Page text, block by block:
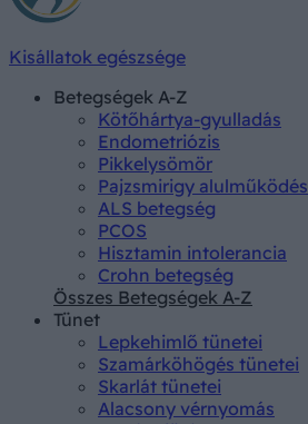
Kisállatok egészsége
Betegségek A-Z
Kötőhártya-gyulladás
Endometriózis
Pikkelysömör
Pajzsmirigy alulműködés
ALS betegség
PCOS
Hisztamin intolerancia
Crohn betegség
Összes Betegségek A-Z
Tünet
Lepkehimlő tünetei
Szamárköhögés tünetei
Skarlát tünetei
Alacsony vérnyomás